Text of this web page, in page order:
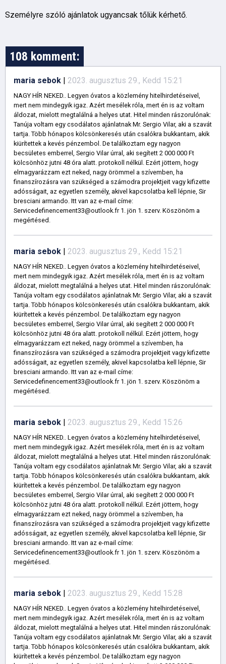
Személyre szóló ajánlatok ugyancsak tőlük kérhető.
108 komment:
maria sebok | 2023. augusztus 29., Kedd 15:21
NAGY HÍR NEKED.. Legyen óvatos a közlemény hitelhirdetéseivel,
mert nem mindegyik igaz. Azért mesélek róla, mert én is az voltam
áldozat, mielott megtalálná a helyes utat. Hitel minden rászorulónak:
Tanúja voltam egy csodálatos ajánlatnak Mr. Sergio Vilar, aki a szavát
tartja. Több hónapos kölcsönkeresés után csalókra bukkantam, akik
kiürítettek a kevés pénzembol. De találkoztam egy nagyon
becsületes emberrel, Sergio Vilar úrral, aki segített 2 000 000 Ft
kölcsönhöz jutni 48 óra alatt. protokoll nélkül. Ezért jöttem, hogy
elmagyarázzam ezt neked, nagy örömmel a szívemben, ha
finanszírozásra van szükséged a számodra projektjeit vagy kifizette
adósságait, az egyetlen személy, akivel kapcsolatba kell lépnie, Sir
bresciani armando. Itt van az e-mail címe:
Servicedefinencement33@outlook.fr 1. jön 1. szerv. Köszönöm a
megértésed.
maria sebok | 2023. augusztus 29., Kedd 15:21
NAGY HÍR NEKED.. Legyen óvatos a közlemény hitelhirdetéseivel,
mert nem mindegyik igaz. Azért mesélek róla, mert én is az voltam
áldozat, mielott megtalálná a helyes utat. Hitel minden rászorulónak:
Tanúja voltam egy csodálatos ajánlatnak Mr. Sergio Vilar, aki a szavát
tartja. Több hónapos kölcsönkeresés után csalókra bukkantam, akik
kiürítettek a kevés pénzembol. De találkoztam egy nagyon
becsületes emberrel, Sergio Vilar úrral, aki segített 2 000 000 Ft
kölcsönhöz jutni 48 óra alatt. protokoll nélkül. Ezért jöttem, hogy
elmagyarázzam ezt neked, nagy örömmel a szívemben, ha
finanszírozásra van szükséged a számodra projektjeit vagy kifizette
adósságait, az egyetlen személy, akivel kapcsolatba kell lépnie, Sir
bresciani armando. Itt van az e-mail címe:
Servicedefinencement33@outlook.fr 1. jön 1. szerv. Köszönöm a
megértésed.
maria sebok | 2023. augusztus 29., Kedd 15:26
NAGY HÍR NEKED.. Legyen óvatos a közlemény hitelhirdetéseivel,
mert nem mindegyik igaz. Azért mesélek róla, mert én is az voltam
áldozat, mielott megtalálná a helyes utat. Hitel minden rászorulónak:
Tanúja voltam egy csodálatos ajánlatnak Mr. Sergio Vilar, aki a szavát
tartja. Több hónapos kölcsönkeresés után csalókra bukkantam, akik
kiürítettek a kevés pénzembol. De találkoztam egy nagyon
becsületes emberrel, Sergio Vilar úrral, aki segített 2 000 000 Ft
kölcsönhöz jutni 48 óra alatt. protokoll nélkül. Ezért jöttem, hogy
elmagyarázzam ezt neked, nagy örömmel a szívemben, ha
finanszírozásra van szükséged a számodra projektjeit vagy kifizette
adósságait, az egyetlen személy, akivel kapcsolatba kell lépnie, Sir
bresciani armando. Itt van az e-mail címe:
Servicedefinencement33@outlook.fr 1. jön 1. szerv. Köszönöm a
megértésed.
maria sebok | 2023. augusztus 29., Kedd 15:28
NAGY HÍR NEKED.. Legyen óvatos a közlemény hitelhirdetéseivel,
mert nem mindegyik igaz. Azért mesélek róla, mert én is az voltam
áldozat, mielott megtalálná a helyes utat. Hitel minden rászorulónak:
Tanúja voltam egy csodálatos ajánlatnak Mr. Sergio Vilar, aki a szavát
tartja. Több hónapos kölcsönkeresés után csalókra bukkantam, akik
kiürítettek a kevés pénzembol. De találkoztam egy nagyon